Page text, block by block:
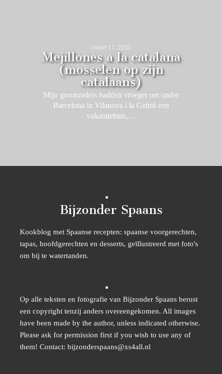
maart 17, 2011
Mejillones a la catalana
(mosselen op zijn
catalaans)
Mijn grootouders hadden vroeger net onder
Barcelona in Vilanova i la Geltrú een
vakantiehuis,…
Bijzonder Spaans
Kookblog met Spaanse recepten: spaanse voorgerechten,
tapas, hoofdgerechten en desserts, geïllustreerd met foto's
om bij te watertanden.
Op alle teksten en fotografie van Bijzonder Spaans berust
een copyright tenzij anders overeengekomen. All images
have been made by the author, unless indicated otherwise.
Please ask for permission first if you wish to use any of
them! Contact: bijzonderspaans@xs4all.nl